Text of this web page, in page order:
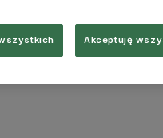
Akceptuję